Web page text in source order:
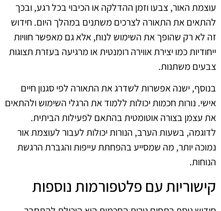
עוצמת האור, צבעו וזמן ההדלקה או הכיבוי בכל רגע, ובכך
להתאים את התאורה לצרכים משתנים במהלך היום. חידוש
זה לא רק שהופך את השימוש לנוח, אלא גם מאפשר חוויות
ייחודיות כמו יצירת אווירה רומנטית או מרגיעה בעזרת תצוגות
צבעים משתנות.
בנוסף, ישנה אפשרות לשדרג את התאורה לפי סגנון חיים
אישי. נורות חכמות יכולות ללמוד את הרגלי השימוש ולהתאים
את עצמן בצורה אוטומטית בהתאם לפעילות הביתית.
לדוגמה, בשעות הערב, הנורות יכולות לעבור לעוצמת אור
נמוכה יותר, מה שמסייע בהפחתת עייפות והגברת הרגשת
הנוחות.
קישוריות עם פלטפורמות נוספות